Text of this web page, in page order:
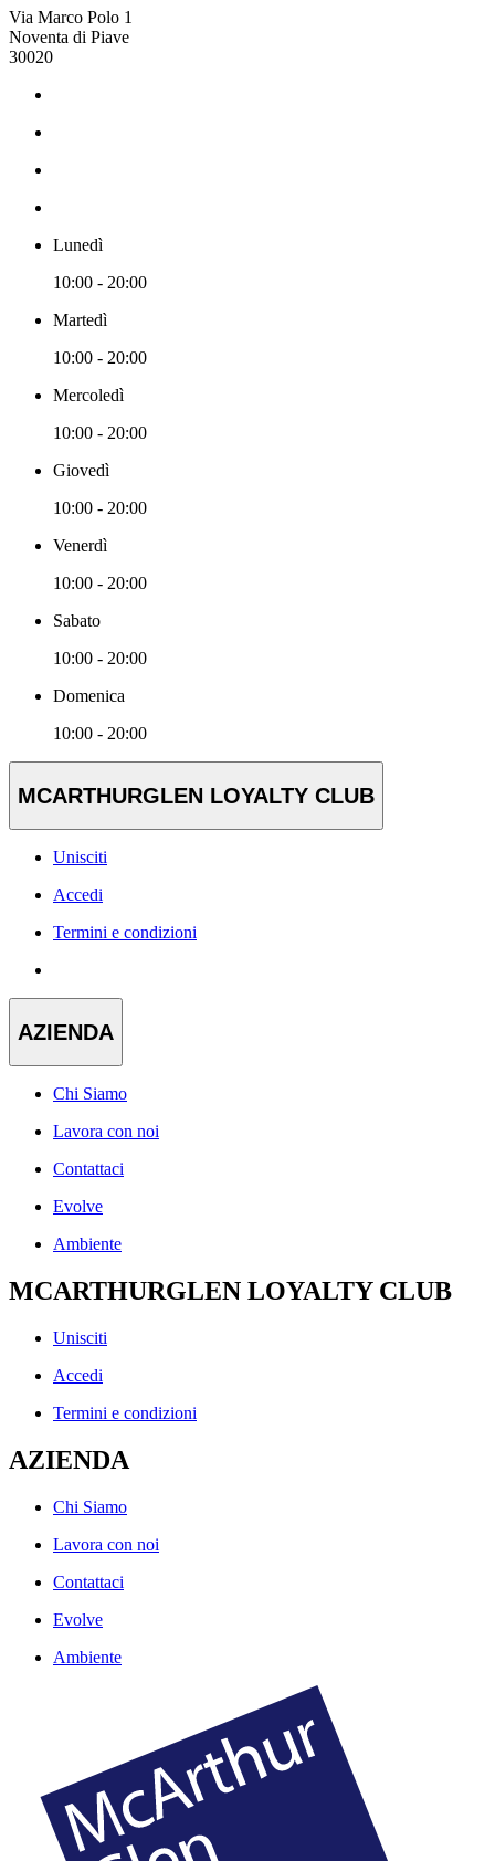
Via Marco Polo 1
Noventa di Piave
30020
Lunedì
10:00 - 20:00
Martedì
10:00 - 20:00
Mercoledì
10:00 - 20:00
Giovedì
10:00 - 20:00
Venerdì
10:00 - 20:00
Sabato
10:00 - 20:00
Domenica
10:00 - 20:00
MCARTHURGLEN LOYALTY CLUB
Unisciti
Accedi
Termini e condizioni
AZIENDA
Chi Siamo
Lavora con noi
Contattaci
Evolve
Ambiente
MCARTHURGLEN LOYALTY CLUB
Unisciti
Accedi
Termini e condizioni
AZIENDA
Chi Siamo
Lavora con noi
Contattaci
Evolve
Ambiente